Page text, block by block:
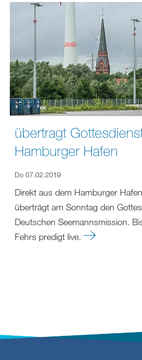
übertragt
Hamburger Hafen
Do 07.02.2019
Direkt aus dem Hamburger
überträgt am Sonntag den
Deutschen Seemannsmission.
Fehrs predigt live.